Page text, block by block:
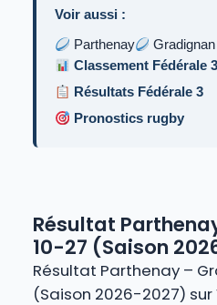
Voir aussi :
Parthenay
Gradignan
Classement Fédérale 3
Résultats Fédérale 3
Pronostics rugby
Résultat
10-27 (Saison
Résultat Parthenay –
(Saison 2026-2027) sur